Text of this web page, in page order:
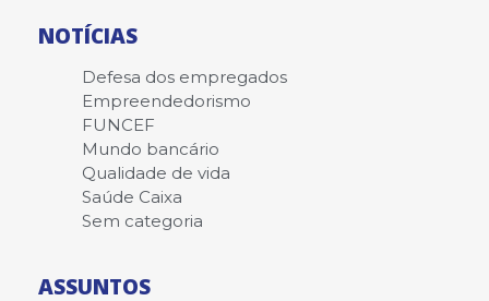
NOTÍCIAS
Defesa dos empregados
Empreendedorismo
FUNCEF
Mundo bancário
Qualidade de vida
Saúde Caixa
Sem categoria
ASSUNTOS